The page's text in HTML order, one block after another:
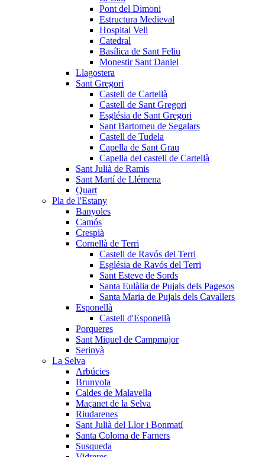
Pont del Dimoni
Estructura Medieval
Hospital Vell
Catedral
Basílica de Sant Feliu
Monestir Sant Daniel
Llagostera
Sant Gregori
Castell de Cartellà
Castell de Sant Gregori
Església de Sant Gregori
Sant Bartomeu de Segalars
Castell de Tudela
Capella de Sant Grau
Capella del castell de Cartellà
Sant Julià de Ramis
Sant Martí de Llémena
Quart
Pla de l'Estany
Banyoles
Camós
Crespià
Cornellà de Terri
Castell de Ravós del Terri
Església de Ravós del Terri
Sant Esteve de Sords
Santa Eulàlia de Pujals dels Pagesos
Santa Maria de Pujals dels Cavallers
Esponellà
Castell d'Esponellà
Porqueres
Sant Miquel de Campmajor
Serinyà
La Selva
Arbúcies
Brunyola
Caldes de Malavella
Maçanet de la Selva
Riudarenes
Sant Julià del Llor i Bonmatí
Santa Coloma de Farners
Susqueda